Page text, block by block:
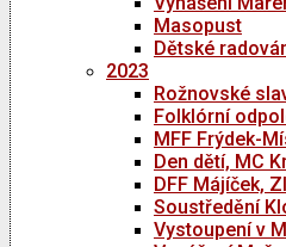
Masopust
Dětské
2023
Rožnovské
Folklórní
MFF Frýdek-
Den dětí, MC
DFF Májíček,
Soustředění
Vystoupení v